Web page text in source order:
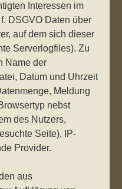
Interessen im
DSGVO Daten über
auf dem sich dieser
Serverlogfiles). Zu
Name der
Datum und Uhrzeit
Meldung
nebst
des Nutzers,
Seite), IP-
Provider.
aus